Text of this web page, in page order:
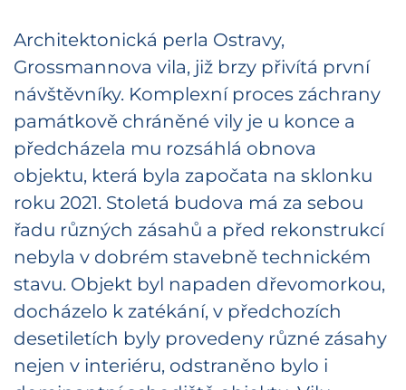
Architektonická perla Ostravy,
Grossmannova vila, již brzy přivítá první
návštěvníky. Komplexní proces záchrany
památkově chráněné vily je u konce a
předcházela mu rozsáhlá obnova
objektu, která byla započata na sklonku
roku 2021. Stoletá budova má za sebou
řadu různých zásahů a před rekonstrukcí
nebyla v dobrém stavebně technickém
stavu. Objekt byl napaden dřevomorkou,
docházelo k zatékání, v předchozích
desetiletích byly provedeny různé zásahy
nejen v interiéru, odstraněno bylo i